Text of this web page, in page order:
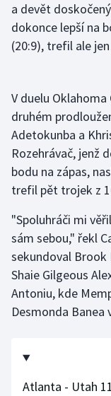
Ostatní
a devět
dokonce lepší na
(20:9), trefil ale
V duelu
druhém
Adetokunba a
Rozehrávač, jenž
bodu na zápas,
trefil pět trojek z
"Spoluhráči mi
sám sebou," řekl
sekundoval Brook
Shaie Gilgeous
Antoniu, kde
Desmonda Banea
Atlanta - Utah